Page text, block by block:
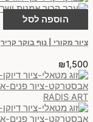
הוספה לסל
ציור מקורי | נוף בוקר קריר
₪1,500